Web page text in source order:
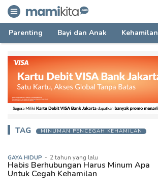
mamikita.com
Informasi Parenting untuk Mami Milenial
Parenting Bayi dan Anak Kehamilan
TAG MINUMAN PENCEGAH KEHAMILAN
GAYA HIDUP - 2 tahun yang lalu
Habis Berhubungan Harus Minum Apa
Untuk Cegah Kehamilan